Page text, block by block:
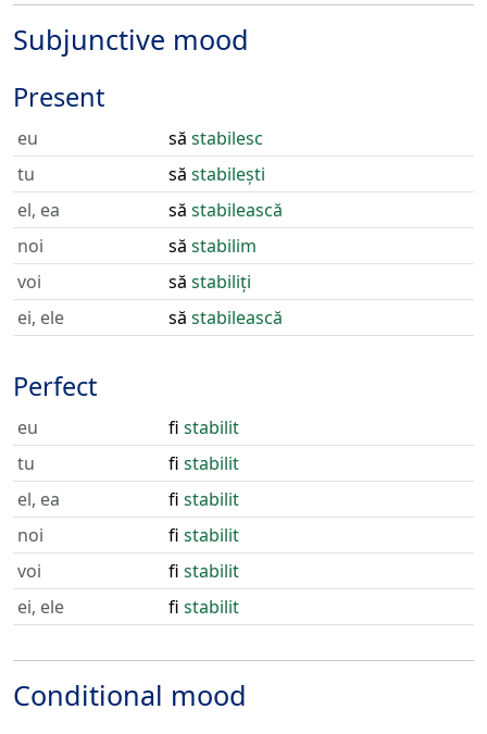
Subjunctive mood
Present
eu să stabilesc
tu
să stabilești
el, ea
să stabilească
noi
să stabilim
voi
să stabiliți
ei, ele
să stabilească
Perfect
eu fi stabilit
tu
fi stabilit
el, ea
fi stabilit
noi
fi stabilit
voi
fi stabilit
ei, ele
fi stabilit
Conditional mood